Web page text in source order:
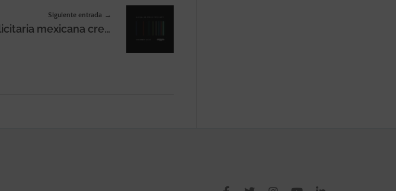
Siguiente entrada
La industria publicitaria mexicana crecerá más de un 10% en 2026 con respecto a 2025 «debido al impacto directo de la Copa Mundial de la FIFA 2026», según dentsu